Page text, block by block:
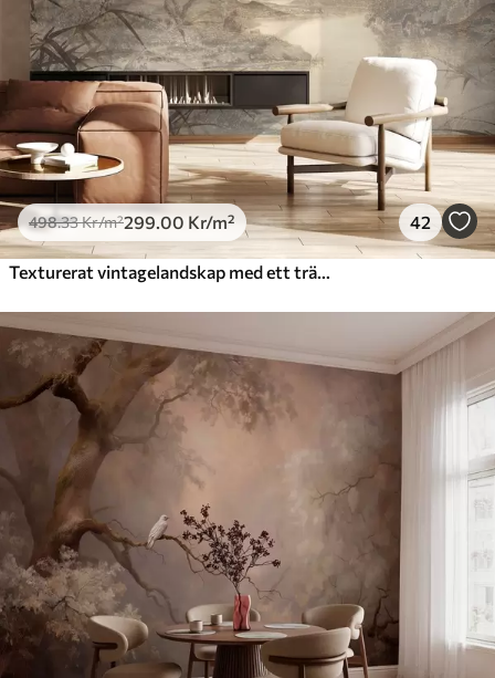
498.33Kr/m²299 .00 Kr/m² 42